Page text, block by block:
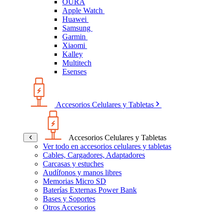
OURA
Apple Watch
Huawei
Samsung
Garmin
Xiaomi
Kalley
Multitech
Esenses
Accesorios Celulares y Tabletas
Accesorios Celulares y Tabletas
Ver todo en accesorios celulares y tabletas
Cables, Cargadores, Adaptadores
Carcasas y estuches
Audífonos y manos libres
Memorias Micro SD
Baterías Externas Power Bank
Bases y Soportes
Otros Accesorios